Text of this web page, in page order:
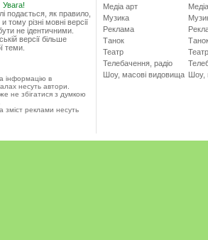
Увага!
подається, як правило,
тому різні мовні версії
не ідентичними.
версії більше
теми.
інформацію в
несуть автори.
не збігатися з думкою
зміст реклами несуть
Медіа арт
Музика
Реклама
Танок
Театр
Телебачення, радіо
Шоу, масові видовища
Театр
Шоу,